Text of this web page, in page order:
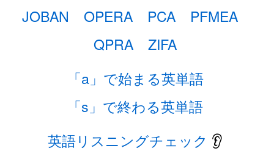
JOBAN
OPERA PCA
PFMEA
QPRA
ZIFA
「a」で始まる英単語
「s」で終わる英単語
英語リスニングチェック 👂